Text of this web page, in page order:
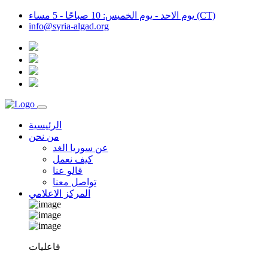
يوم الاحد - يوم الخميس: 10 صباحًا - 5 مساء (CT)
info@syria-algad.org
الرئيسية
من نحن
عن سوريا الغد
كيف نعمل
قالو عنا
تواصل معنا
المركز الاعلامي
فاعليات